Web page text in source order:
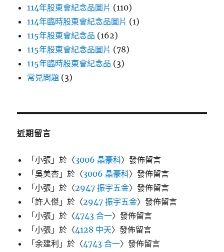
114年股東會紀念品圖片 (110)
114年臨時股東會紀念品圖片 (1)
115年股東會紀念品 (162)
115年股東會紀念品圖片 (78)
115年臨時股東會紀念品 (3)
常見問題 (3)
近期留言
「小張 」於〈3006 晶豪科〉發佈留言
「吳美杏 」於〈3006 晶豪科〉發佈留言
「小張 」於〈2947 振宇五金〉發佈留言
「許人傑 」於〈2947 振宇五金〉發佈留言
「小張 」於〈4743 合一〉發佈留言
「小張 」於〈4128 中天〉發佈留言
「余建利 」於〈4743 合一〉發佈留言